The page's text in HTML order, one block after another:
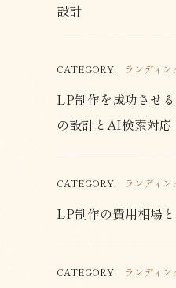
設計
CATEGORY: ランディン
LP制作を成功させ
の設計とAI検索対応
CATEGORY: ランディン
LP制作の費用相場
CATEGORY: ランディン